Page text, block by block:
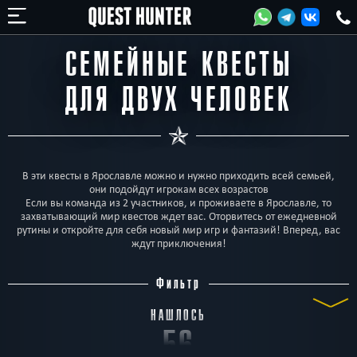
СЕМЕЙНЫЕ КВЕСТЫ
ДЛЯ ДВУХ ЧЕЛОВЕК
В эти квесты в Ярославле можно и нужно приходить всей семьей,
они подойдут игрокам всех возрастов
Если вы команда из 2 участников, и проживаете в Ярославле, то
захватывающий мир квестов ждет вас. Оторвитесь от ежедневной
рутины и откройте для себя новый мир игр и фантазий! Вперед, вас
ждут приключения!
Фильтр
НАШЛОСЬ
56